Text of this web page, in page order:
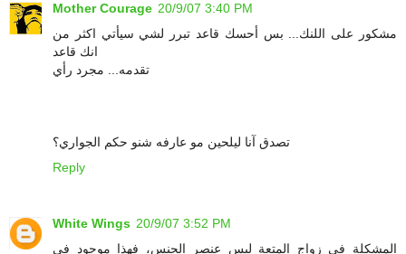
Mother Courage 20/9/07 3:40 PM
مشكور على اللنك... بس أحسك قاعد تبرر لشي سيأتي اكثر من
انك قاعد
تقدمه... مجرد رأي
تصدق آنا ليلحين مو عارفه شنو حكم الجواري؟
Reply
White Wings 20/9/07 3:52 PM
المشكلة في زواج المتعة ليس عنصر الجنس، فهذا موجود في